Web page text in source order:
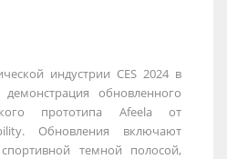
индустрии CES 2024 в
демонстрация обновленного
прототипа Afeela от
Обновления включают
темной полосой,